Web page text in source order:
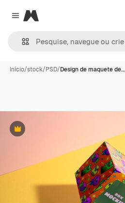
Close menu
Magnific
Início/stock/PSD/Design de maquete de…
Premium